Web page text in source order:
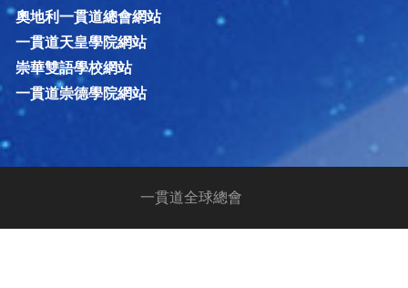
奧地利一貫道總會網站
一貫道天皇學院網站
崇華雙語學校網站
一貫道崇德學院網站
一貫道全球總會